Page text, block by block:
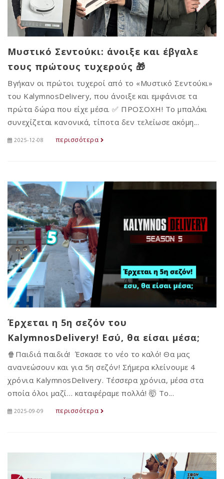
Μυστικό Σεντούκι: άνοιξε και έβγαλε
τους πρώτους τυχερούς 🎁
Βγήκαν οι πρώτοι τυχεροί από το «Μυστικό Σεντούκι»
του KalymnosDelivery, που άνοιξε και εμφάνισε τα
πρώτα δώρα που είχε μέσα. ✅ ΠΡΟΣΟΧΗ! Το μπαλάκι
συνεχίζεται κανονικά, τίποτα δεν τελείωσε ακόμη...
2025-12-08 περισσότερα
Έρχεται η 5η σεζόν του
KalymnosDelivery! Εσύ, θα είσαι μέσα;
🍿Παιδιά παιδιά! Έσκασε το νέο το καλό! Θα μας
ανανεώσουν και για 5η σεζόν! Σήμερα κλείνουμε 4
χρόνια KalymnosDelivery. Τέσσερα χρόνια, μέσα στα
οποία όλοι μαζί… καταφέραμε πολλά! 🤯 Το...
2025-09-09 περισσότερα